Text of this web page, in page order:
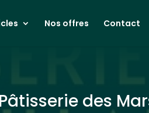
Nos offres Contact
des